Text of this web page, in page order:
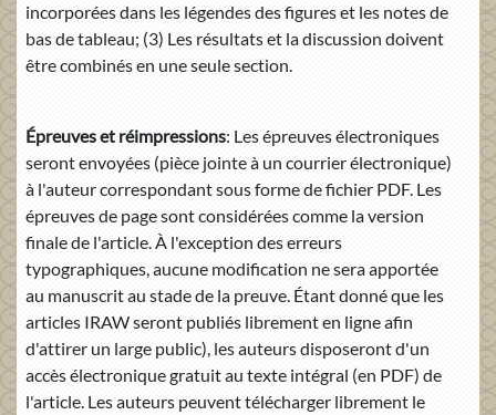
incorporées dans les légendes des figures et les notes de
bas de tableau; (3) Les résultats et la discussion doivent
être combinés en une seule section.
Épreuves et réimpressions: Les épreuves électroniques
seront envoyées (pièce jointe à un courrier électronique)
à l'auteur correspondant sous forme de fichier PDF. Les
épreuves de page sont considérées comme la version
finale de l'article. À l'exception des erreurs
typographiques, aucune modification ne sera apportée
au manuscrit au stade de la preuve. Étant donné que les
articles IRAW seront publiés librement en ligne afin
d'attirer un large public), les auteurs disposeront d'un
accès électronique gratuit au texte intégral (en PDF) de
l'article. Les auteurs peuvent télécharger librement le